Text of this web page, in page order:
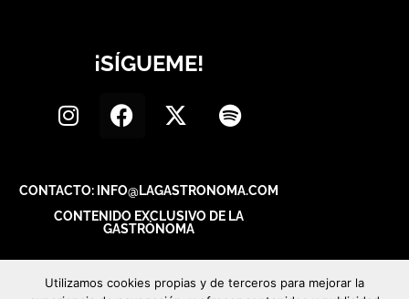
¡SÍGUEME!
CONTACTO: INFO@LAGASTRONOMA.COM
CONTENIDO EXCLUSIVO DE LA
GASTRÓNOMA
Utilizamos cookies propias y de terceros para mejorar la